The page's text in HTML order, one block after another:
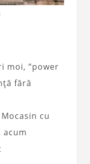
moi, “power
fără
cu
acum